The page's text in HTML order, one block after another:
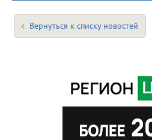
Вернуться к списку новостей